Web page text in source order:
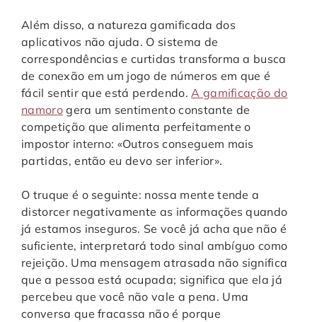
Além disso, a natureza gamificada dos
aplicativos não ajuda. O sistema de
correspondências e curtidas transforma a busca
de conexão em um jogo de números em que é
fácil sentir que está perdendo. A gamificação do
namorogera um sentimento constante de
competição que alimenta perfeitamente o
impostor interno: «Outros conseguem mais
partidas, então eu devo ser inferior».
O truque é o seguinte: nossa mente tende a
distorcer negativamente as informações quando
já estamos inseguros. Se você já acha que não é
suficiente, interpretará todo sinal ambíguo como
rejeição. Uma mensagem atrasada não significa
que a pessoa está ocupada; significa que ela já
percebeu que você não vale a pena. Uma
conversa que fracassa não é porque